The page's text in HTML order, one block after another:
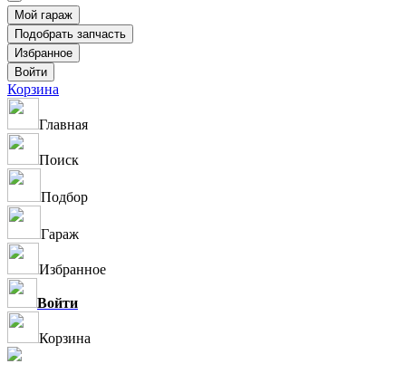
Корзина
Главная
Поиск
Подбор
Гараж
Избранное
Войти
Корзина